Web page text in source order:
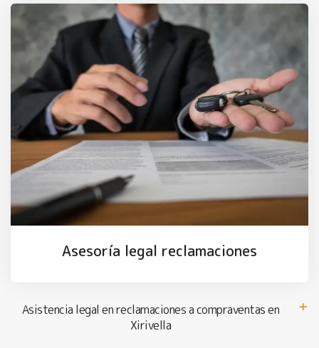
Asesoría legal reclamaciones
Asistencia legal en reclamaciones a compraventas en
Xirivella